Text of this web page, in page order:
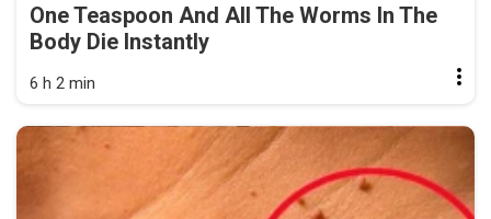
One Teaspoon And All The Worms In The
Body Die Instantly
6 h 2 min